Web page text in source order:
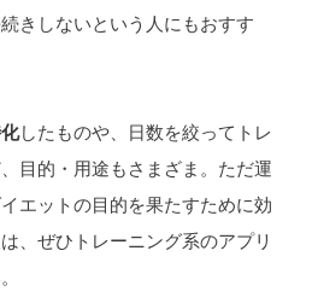
きしないという人にもおすす
したものや、日数を絞ってトレ
目的・用途もさまざま。ただ運
エットの目的を果たすために効
、ぜひトレーニング系のアプリ